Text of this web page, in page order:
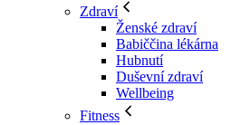
Zdraví
Ženské zdraví
Babiččina lékárna
Hubnutí
Duševní zdraví
Wellbeing
Fitness